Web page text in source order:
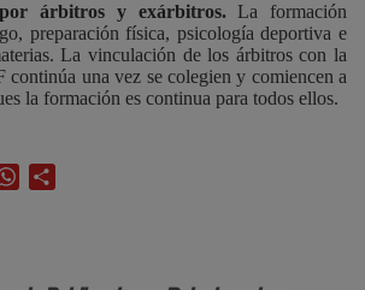
por árbitros y exárbitros.La formación
preparación física, psicología deportiva e
La vinculación de los árbitros con la
continúa una vez se colegien y comiencen a
la formación es continua para todos ellos.
WhatsApp